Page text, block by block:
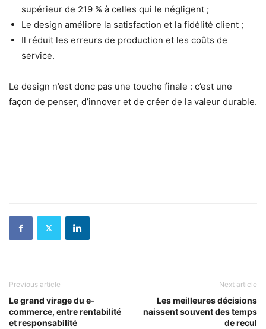
supérieur de 219 % à celles qui le négligent ;
Le design améliore la satisfaction et la fidélité client ;
Il réduit les erreurs de production et les coûts de
service.
Le design n’est donc pas une touche finale : c’est une
façon de penser, d’innover et de créer de la valeur durable.
Previous article
Le grand virage du e-
commerce, entre rentabilité
et responsabilité
Next article
Les meilleures décisions
naissent souvent des temps
de recul